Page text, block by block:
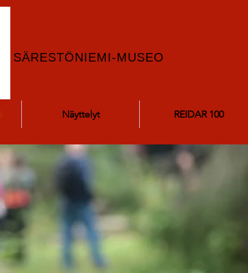
SÄRESTÖNIEMI-MUSEO
Näyttelyt REIDAR 100